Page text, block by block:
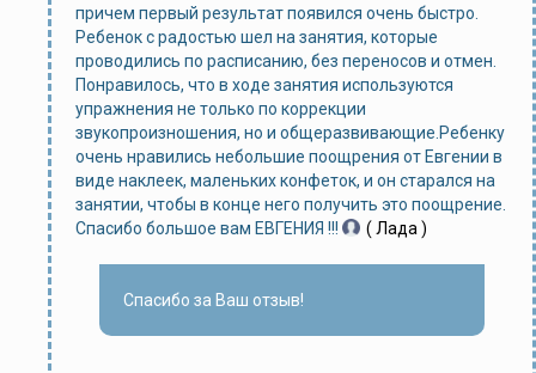
причем первый результат появился очень быстро.
Ребенок с радостью шел на занятия, которые
проводились по расписанию, без переносов и отмен.
Понравилось, что в ходе занятия используются
упражнения не только по коррекции
звукопроизношения, но и общеразвивающие.Ребенку
очень нравились небольшие поощрения от Евгении в
виде наклеек, маленьких конфеток, и он старался на
занятии, чтобы в конце него получить это поощрение.
Спасибо большое вам ЕВГЕНИЯ !!!
( Лада )
Спасибо за Ваш отзыв!